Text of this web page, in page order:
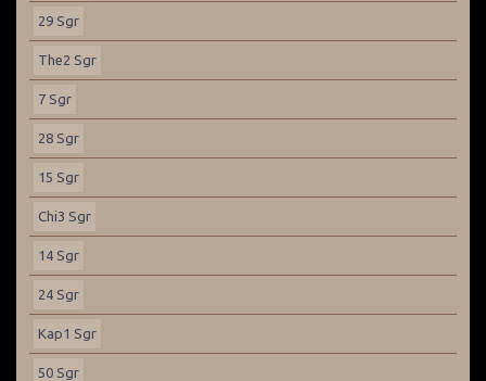
29 Sgr
The2 Sgr
7 Sgr
28 Sgr
15 Sgr
Chi3 Sgr
14 Sgr
24 Sgr
Kap1 Sgr
50 Sgr